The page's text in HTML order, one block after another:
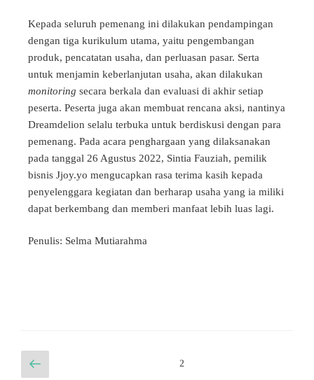
Kepada seluruh pemenang ini dilakukan pendampingan
dengan tiga kurikulum utama, yaitu pengembangan
produk, pencatatan usaha, dan perluasan pasar. Serta
untuk menjamin keberlanjutan usaha, akan dilakukan
monitoring secara berkala dan evaluasi di akhir setiap
peserta. Peserta juga akan membuat rencana aksi, nantinya
Dreamdelion selalu terbuka untuk berdiskusi dengan para
pemenang. Pada acara penghargaan yang dilaksanakan
pada tanggal 26 Agustus 2022, Sintia Fauziah, pemilik
bisnis Jjoy.yo mengucapkan rasa terima kasih kepada
penyelenggara kegiatan dan berharap usaha yang ia miliki
dapat berkembang dan memberi manfaat lebih luas lagi.
Penulis: Selma Mutiarahma
2